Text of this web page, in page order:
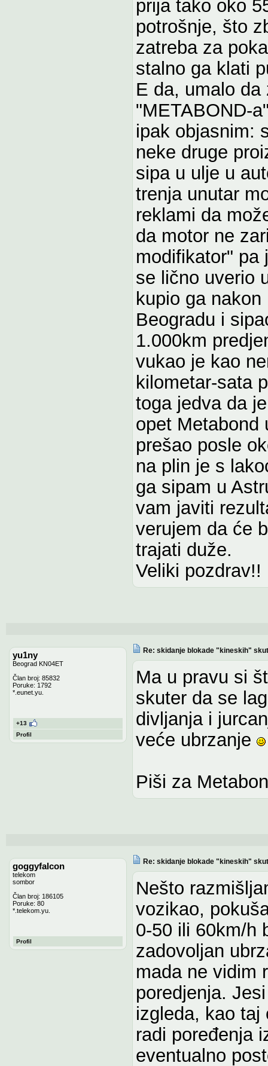
prija tako oko
potrošnje, što
zatreba za
stalno ga klati
E da, umalo
"METABOND-
ipak objasnim:
neke druge
sipa u ulje u
trenja unutar
reklami da
da motor ne
modifikator" pa
se lično uverio
kupio ga
Beogradu i
1.000km
vukao je kao
kilometar-sata
toga jedva da
opet Metabond
prešao posle
na plin je s
ga sipam u
vam javiti
verujem da će
trajati duže.
Veliki pozdrav!!
yu1ny
Beograd KN04ET
Član broj: 85832
Poruke: 1792
*.eunet.yu.
+13
Profil
Re: skidanje blokade "kineskih"
Ma u pravu si
skuter da se
divljanja i
veće ubrzanje
Piši za
goggyfalcon
telekom
sombor
Član broj: 186105
Poruke: 80
*.telekom.yu.
Profil
Re: skidanje blokade "kineskih"
Nešto
vozikao,
0-50 ili 60km/h
zadovoljan
mada ne vidim
poredjenja.
izgleda, kao taj
radi poređenja
eventualno